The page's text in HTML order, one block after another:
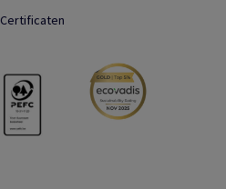
Certificaten